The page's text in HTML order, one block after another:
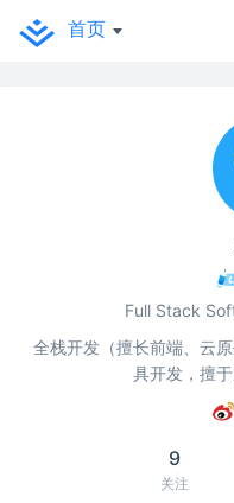
首页
全栈开发（擅长前端、云
具开发，擅
9
关注